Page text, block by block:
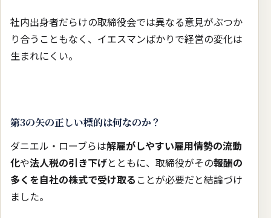
社内出身者だらけの取締役会では異なる意見がぶつか
り合うこともなく、イエスマンばかりで経営の変化は
生まれにくい。
第3の矢の正しい標的は何なのか？
ダニエル・ローブらは解雇がしやすい雇用情勢の流動
化や法人税の引き下げとともに、取締役がその報酬の
多くを自社の株式で受け取る ことが必要だと結論づけ
ました。